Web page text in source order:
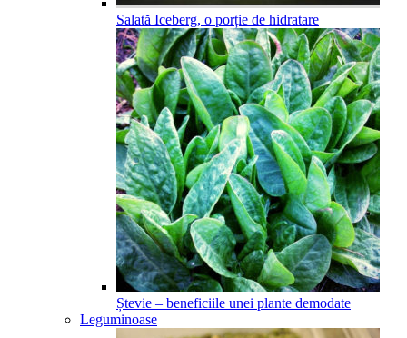
Salată Iceberg, o porție de hidratare
Ștevie – beneficiile unei plante demodate
Leguminoase